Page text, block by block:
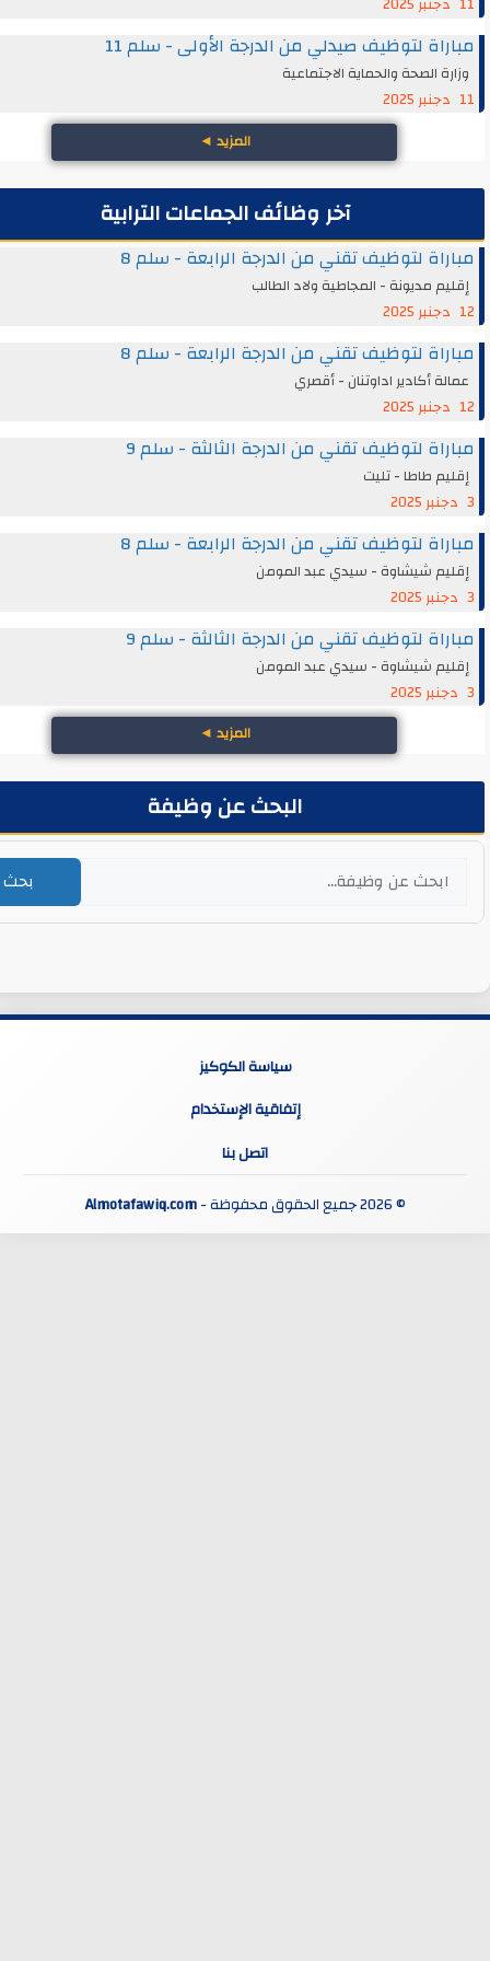
لتوظيف صيدلي من الدرجة الأولى - سلم 11
الصحة والحماية الاجتماعية
◄
آخر وظائف الجماعات الترابية
لتوظيف تقني من الدرجة الرابعة - سلم 8
مديونة - المجاطية ولاد الطالب
لتوظيف تقني من الدرجة الرابعة - سلم 8
أكادير اداوتنان - أقصري
لتوظيف تقني من الدرجة الثالثة - سلم 9
طاطا - تليت
لتوظيف تقني من الدرجة الرابعة - سلم 8
شيشاوة - سيدي عبد المومن
لتوظيف تقني من الدرجة الثالثة - سلم 9
شيشاوة - سيدي عبد المومن
◄
البحث عن وظيفة
سياسة الكوكيز
إتفاقية الإستخدام
اتصل بنا
Almotafawiq.com